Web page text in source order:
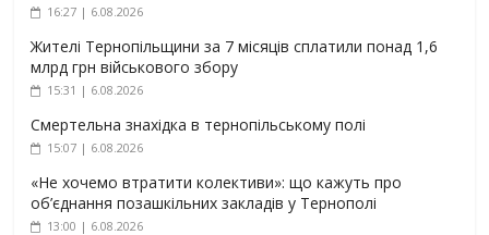
16:27 | 6.08.2026
Жителі Тернопільщини за 7 місяців сплатили понад 1,6
млрд грн військового збору
15:31 | 6.08.2026
Смертельна знахідка в тернопільському полі
15:07 | 6.08.2026
«Не хочемо втратити колективи»: що кажуть про
об’єднання позашкільних закладів у Тернополі
13:00 | 6.08.2026